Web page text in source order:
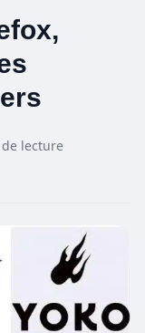
lecture